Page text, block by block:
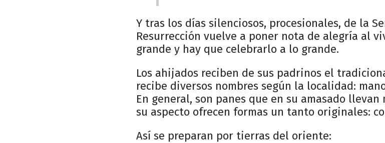
Y tras los días silenciosos, procesionales, de la
Resurrección vuelve a poner nota de alegría al
grande y hay que celebrarlo a lo grande.
Los ahijados reciben de sus padrinos el
recibe diversos nombres según la localidad:
En general, son panes que en su amasado
su aspecto ofrecen formas un tanto originales:
Así se preparan por tierras del oriente: